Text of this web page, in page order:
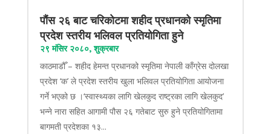
पौंस २६ बाट चरिकोटमा शहीद प्रधानको स्मृतिमा
प्रदेश स्तरीय भलिवल प्रतियोगिता हुने
२९ मंसिर २०८०, शुक्रबार
काठमाडौँ – शहीद हेमन्त प्रधानको स्मृतिमा नेपाली काँग्रेस दोलखा
प्रदेश ‘क’ ले प्रदेश स्तरीय खुला भलिवल प्रतियोगिता आयोजना
गर्ने भएको छ ।‘स्वास्थ्यका लागि खेलकुद राष्ट्रका लागि खेलकुद’
भन्ने नारा सहित आगामी पौस २६ गतेबाट सुरु हुने प्रतियोगितामा
बागमती प्रदेशका १३...